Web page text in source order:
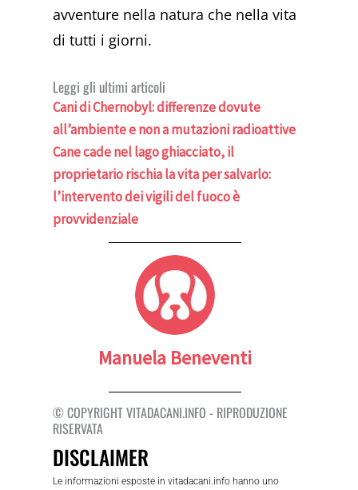
avventure nella natura che nella vita
di tutti i giorni.
Leggi gli ultimi articoli
Cani di Chernobyl: differenze dovute
all’ambiente e non a mutazioni radioattive
Cane cade nel lago ghiacciato, il
proprietario rischia la vita per salvarlo:
l’intervento dei vigili del fuoco è
provvidenziale
Manuela Beneventi
© COPYRIGHT VITADACANI.INFO - RIPRODUZIONE
RISERVATA
DISCLAIMER
Le informazioni esposte in vitadacani.info hanno uno